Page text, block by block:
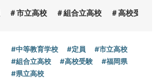
市立高校 組合立高校 高校受験
#中等教育学校 #定員
#市立高校
#組合立高校
#高校受験
#福岡県
#県立高校